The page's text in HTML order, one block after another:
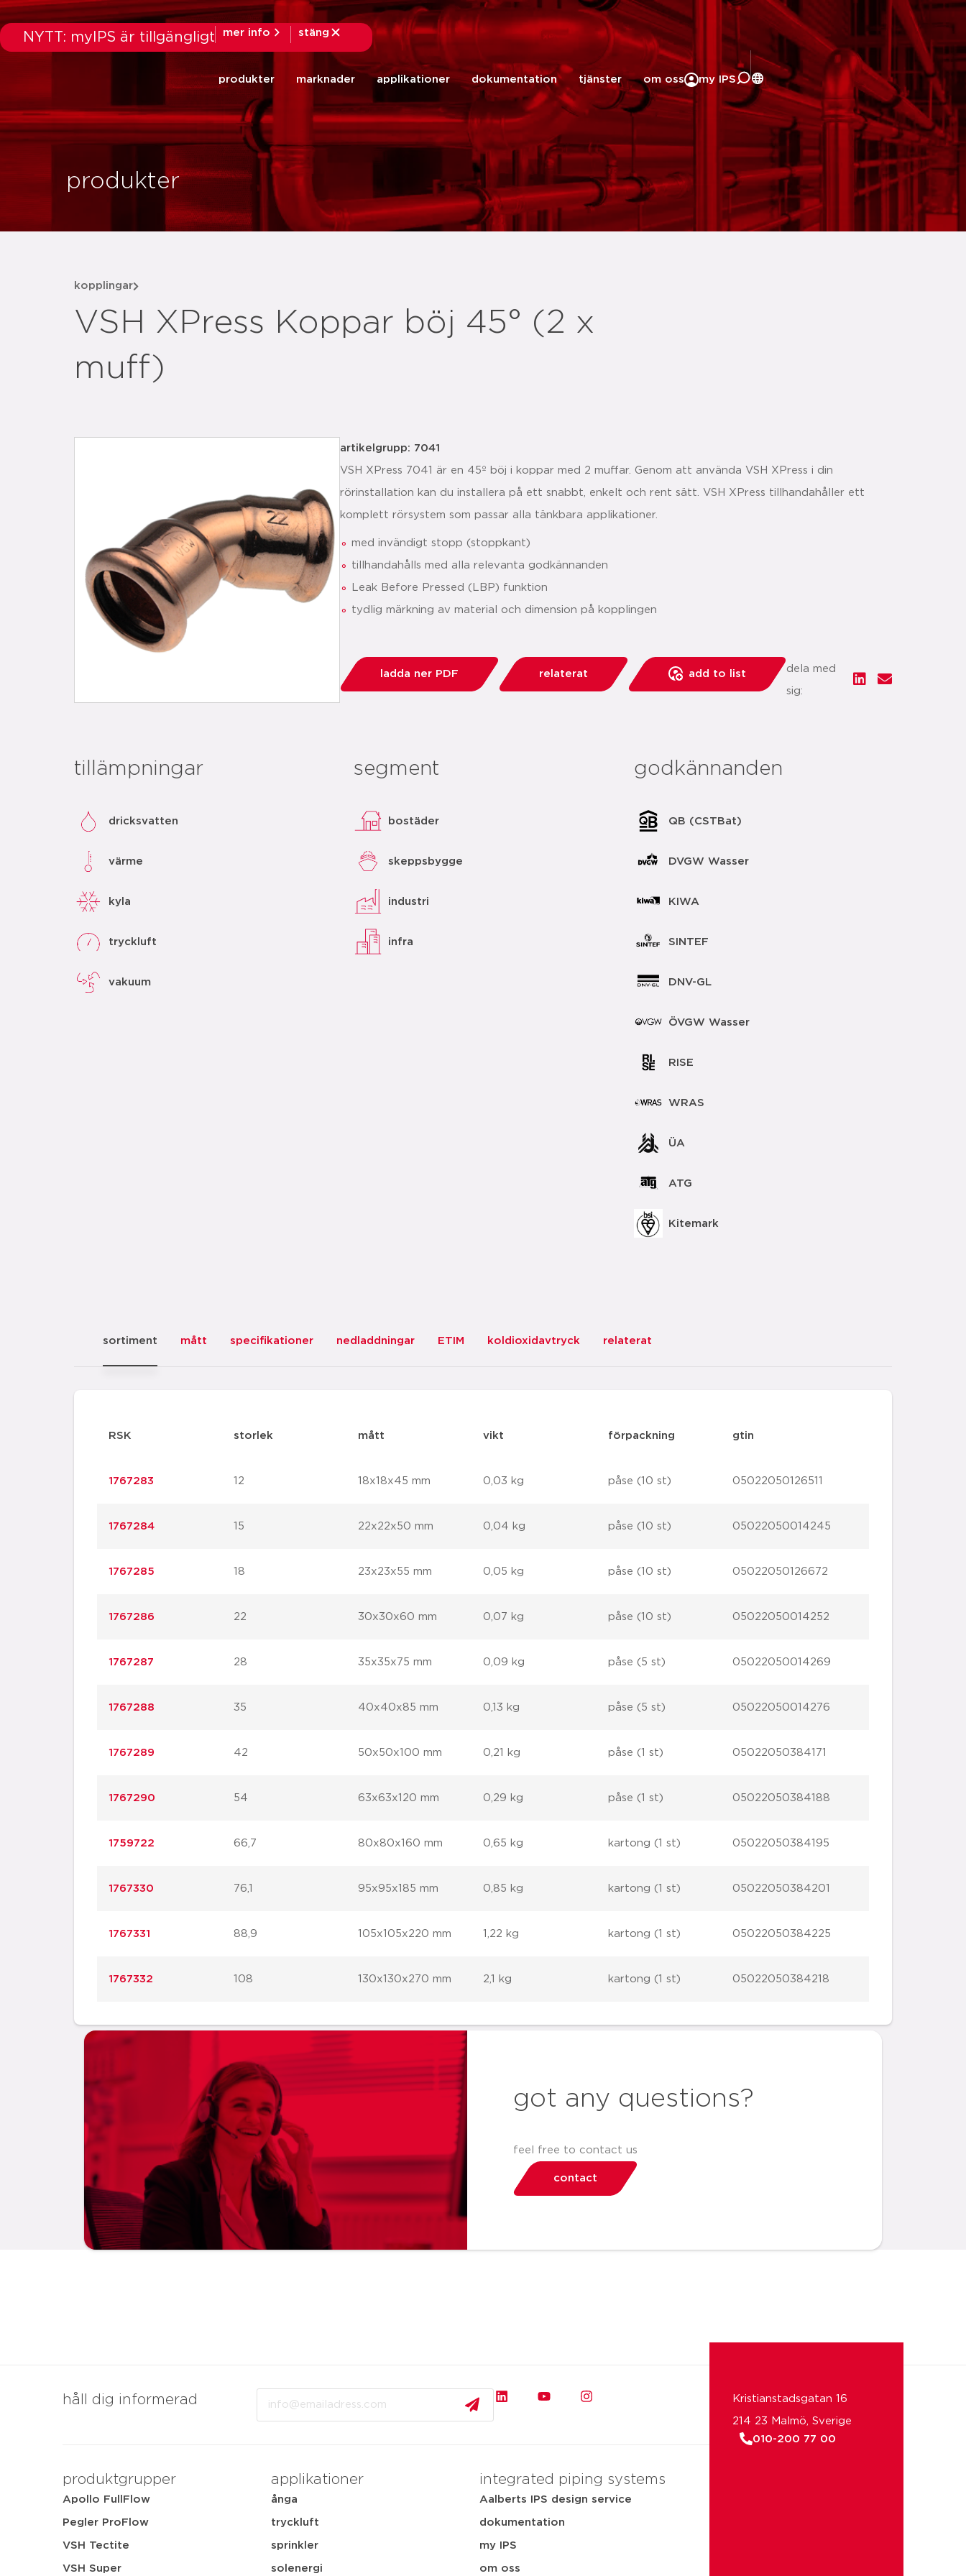
NYTT: myIPS är tillgängligt mer info
stäng
stäng
produkter marknader applikationer dokumentation tjänster om oss
produkter
kopplingar
VSH XPress Koppar böj 45° (2 x
muff)
artikelgrupp: 7041
VSH XPress 7041 är en 45º böj i koppar med 2 muffar. Genom att använda VSH XPress i din
rörinstallation kan du installera på ett snabbt, enkelt och rent sätt. VSH XPress tillhandahåller ett
komplett rörsystem som passar alla tänkbara applikationer.
med invändigt stopp (stoppkant)
tillhandahålls med alla relevanta godkännanden
Leak Before Pressed (LBP) funktion
tydlig märkning av material och dimension på kopplingen
ladda ner PDF relaterat add to list dela med
sig:
tillämpningar
dricksvatten
värme
kyla
tryckluft
vakuum
segment
bostäder
skeppsbygge
industri
infra
godkännanden
QB (CSTBat)
DVGW Wasser
KIWA
SINTEF
DNV-GL
ÖVGW Wasser
RISE
WRAS
ÜA
ATG
Kitemark
sortiment mått specifikationer nedladdningar ETIM koldioxidavtryck relaterat
RSK storlek mått vikt förpackning gtin
1767283 12 18x18x45 mm 0,03 kg påse (10 st) 05022050126511
1767284 15 22x22x50 mm 0,04 kg påse (10 st) 05022050014245
1767285 18 23x23x55 mm 0,05 kg påse (10 st) 05022050126672
1767286 22 30x30x60 mm 0,07 kg påse (10 st) 05022050014252
1767287 28 35x35x75 mm 0,09 kg påse (5 st) 05022050014269
1767288 35 40x40x85 mm 0,13 kg påse (5 st) 05022050014276
1767289 42 50x50x100 mm 0,21 kg påse (1 st) 05022050384171
1767290 54 63x63x120 mm 0,29 kg påse (1 st) 05022050384188
1759722 66,7 80x80x160 mm 0,65 kg kartong (1 st) 05022050384195
1767330 76,1 95x95x185 mm 0,85 kg kartong (1 st) 05022050384201
1767331 88,9 105x105x220 mm 1,22 kg kartong (1 st) 05022050384225
1767332 108 130x130x270 mm 2,1 kg kartong (1 st) 05022050384218
got any questions?
feel free to contact us
contact
håll dig informerad
produktgrupper
Apollo FullFlow
Pegler ProFlow
VSH Tectite
VSH Super
applikationer
ånga
tryckluft
sprinkler
solenergi
integrated piping systems
Aalberts IPS design service
dokumentation
my IPS
om oss
Kristianstadsgatan 16
214 23 Malmö, Sverige
010-200 77 00